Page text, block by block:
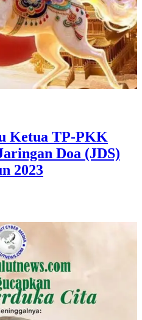
Ketua TP-PKK
Doa (JDS)
2023